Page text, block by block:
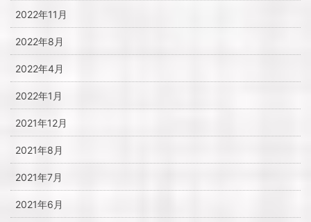
2022年11月
2022年8月
2022年4月
2022年1月
2021年12月
2021年8月
2021年7月
2021年6月